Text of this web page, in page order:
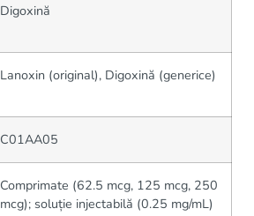
Digoxină
Lanoxin (original), Digoxină (generice)
C01AA05
Comprimate (62.5 mcg, 125 mcg, 250
mcg); soluție injectabilă (0.25 mg/mL)